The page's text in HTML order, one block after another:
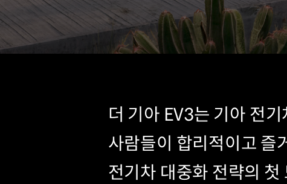
더 기아 EV3는 기아 전
사람들이 합리적이고 즐
전기차 대중화 전략의